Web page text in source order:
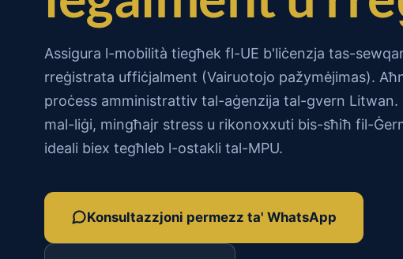
Assigura l-mobilità tiegħek fl-UE b'liċenzja tas-
rreġistrata uffiċjalment (Vairuotojo pažymėjimas).
proċess amministrattiv tal-aġenzija tal-gvern Litwan.
mal-liġi, mingħajr stress u rikonoxxuti bis-sħiħ fil-
ideali biex tegħleb l-ostakli tal-MPU.
Konsultazzjoni permezz ta' WhatsApp